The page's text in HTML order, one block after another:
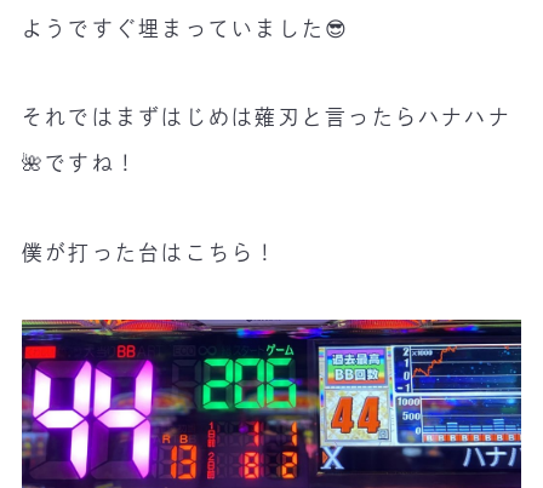
ようですぐ埋まっていました😎
それではまずはじめは薙刃と言ったらハナハナ
🌺ですね！
僕が打った台はこちら！